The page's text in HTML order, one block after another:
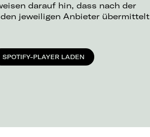
darauf hin, dass nach der
jeweiligen Anbieter übermittelt
SPOTIFY-PLAYER LADEN